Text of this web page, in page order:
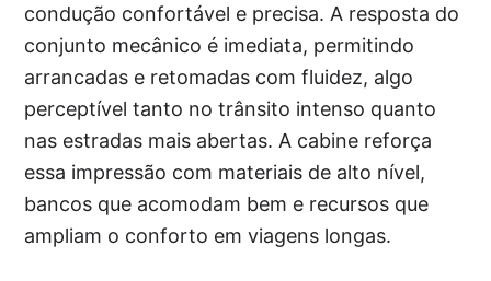
condução confortável e precisa. A resposta do
conjunto mecânico é imediata, permitindo
arrancadas e retomadas com fluidez, algo
perceptível tanto no trânsito intenso quanto
nas estradas mais abertas. A cabine reforça
essa impressão com materiais de alto nível,
bancos que acomodam bem e recursos que
ampliam o conforto em viagens longas.